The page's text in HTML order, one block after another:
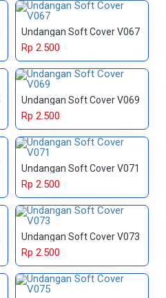
Undangan Soft Cover V067
Rp 2.500
Undangan Soft Cover V069
Rp 2.500
Undangan Soft Cover V071
Rp 2.500
Undangan Soft Cover V073
Rp 2.500